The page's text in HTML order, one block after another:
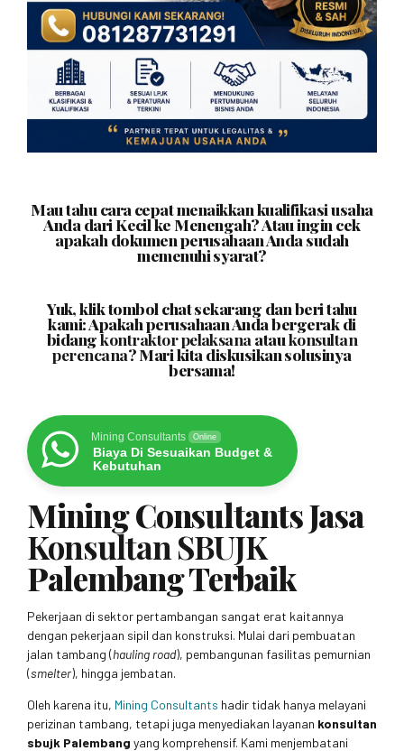
Mau tahu cara cepat menaikkan kualifikasi usaha
Anda dari Kecil ke Menengah? Atau ingin cek
apakah dokumen perusahaan Anda sudah
memenuhi syarat?
Yuk, klik tombol chat sekarang dan beri tahu
kami: Apakah perusahaan Anda bergerak di
bidangkontraktor pelaksana ataukonsultan
perencana? Mari kita diskusikan solusinya
bersama!
Mining Consultants Online
Biaya Di Sesuaikan Budget &
Kebutuhan
Mining Consultants Jasa
Konsultan SBUJK
Palembang Terbaik
Pekerjaan di sektor pertambangan sangat erat kaitannya
dengan pekerjaan sipil dan konstruksi. Mulai dari pembuatan
jalan tambang (hauling road), pembangunan fasilitas pemurnian
(smelter), hingga jembatan.
Oleh karena itu, Mining Consultants hadir tidak hanya melayani
perizinan tambang, tetapi juga menyediakan layanan konsultan
sbujk Palembang yang komprehensif. Kami menjembatani